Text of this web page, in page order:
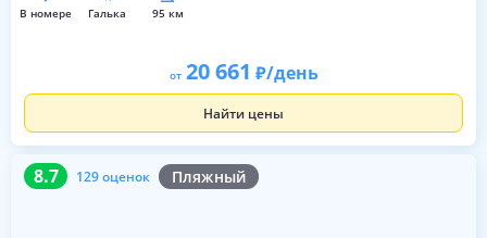
в номере галька 95 км
от 20 661 /день
Найти цены
8.7 129 оценок Пляжный
8.7 129 оценок